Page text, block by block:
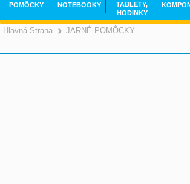
Hlavná Strana >
JARNÉ POMÔCKY
POMÔCKY
NOTEBOOKY
TABLETY,
HODINKY